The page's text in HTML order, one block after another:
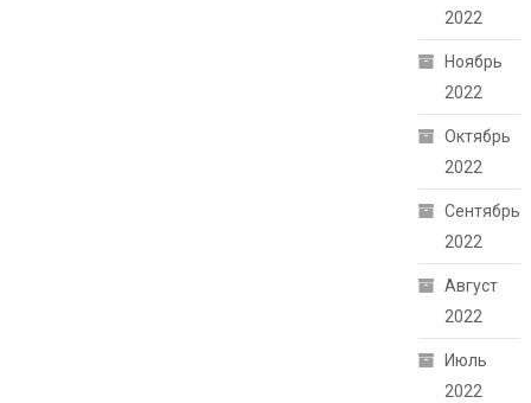
2022
Ноябрь
2022
Октябрь
2022
Сентябрь
2022
Август
2022
Июль
2022